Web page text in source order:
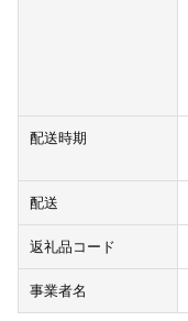
配送時期
配送
返礼品コード
事業者名